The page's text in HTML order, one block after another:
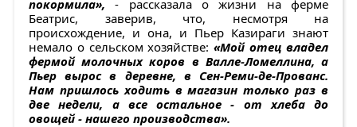
покормила»,
- рассказала о жизни на ферме
Беатрис, заверив, что, несмотря на
происхождение, и она, и Пьер Казираги знают
немало о сельском хозяйстве:«Мой отец владел
фермой молочных коров в Валле-Ломеллина, а
Пьер вырос в деревне, в Сен-Реми-де-Прованс.
Нам пришлось ходить в магазин только раз в
две недели, а все остальное - от хлеба до
овощей - нашего производства».